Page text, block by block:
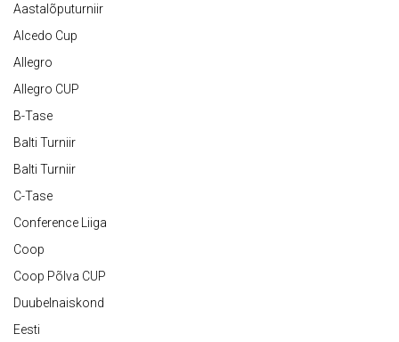
Aastalõputurniir
Alcedo Cup
Allegro
Allegro CUP
B-Tase
Balti Turniir
Balti Turniir
C-Tase
Conference Liiga
Coop
Coop Põlva CUP
Duubelnaiskond
Eesti